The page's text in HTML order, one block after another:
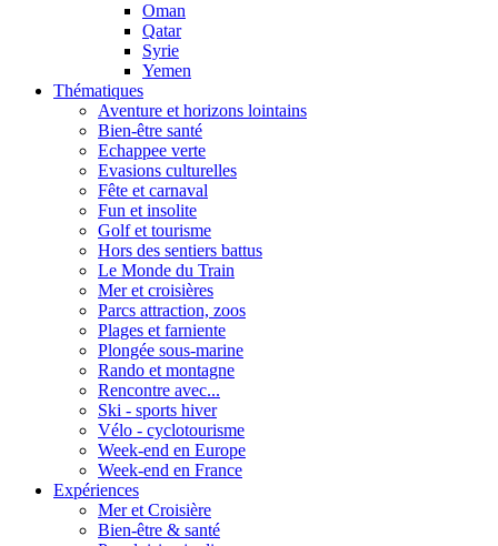
Oman
Qatar
Syrie
Yemen
Thématiques
Aventure et horizons lointains
Bien-être santé
Echappee verte
Evasions culturelles
Fête et carnaval
Fun et insolite
Golf et tourisme
Hors des sentiers battus
Le Monde du Train
Mer et croisières
Parcs attraction, zoos
Plages et farniente
Plongée sous-marine
Rando et montagne
Rencontre avec...
Ski - sports hiver
Vélo - cyclotourisme
Week-end en Europe
Week-end en France
Expériences
Mer et Croisière
Bien-être & santé